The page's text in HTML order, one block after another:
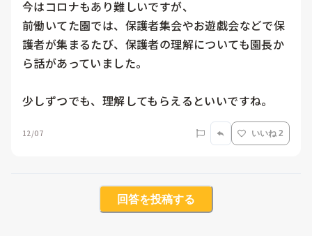
今はコロナもあり難しいですが、
前働いてた園では、保護者集会やお遊戯会などで保
護者が集まるたび、保護者の理解についても園長か
ら話があっていました。
少しずつでも、理解してもらえるといいですね。
12/07 いいね 2
回答を投稿する